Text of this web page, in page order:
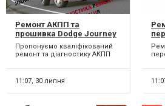
Ремонт АКПП та
прошивка Dodge Journey
DCT450 #8U3R7000NG
#4872691AH, 68060442AB,
Пропонуємо кваліфікований
ремонт та діагностику АКПП
Freemont 62TE ,DODGE...
11:07, 30 липня